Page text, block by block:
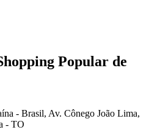
Popular de
- Brasil, Av. Cônego João Lima,
- TO